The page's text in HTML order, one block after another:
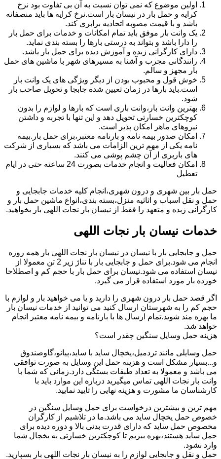
اولین موضوع که نمی توان نسبت به آن بی تفاوت بود نرخ
کرایه و حمل بار در نیسان بار است.نرخ کرایه ها باید منصفانه
باشد و با قیمت مصوبه اتحادیه برابری کند.
یک وانت بار موفق باید تمام امکانات و خدمات برای حمل بار
را دارا باشد و بتواند به درستی بارها را بسته بندی نماید.
دارای کارگرانی زبده و آموزش دیده برای حمل بار باشد.
رانندگانی مجرب و آشنا به مسیرهای شهر با ماشین های حمل
بار مجهز و سالم.
خوش قول و محبوب بودن از دیگر ویژگی های یک وانت بار
است.باید بارها در زمان تعیین شده جابجا و تحویل صاحب بار
شود.
بهترین وانت بار،وانت باری است که بارها و لوازم را بدون
کوچکترین خسارتی تحویل دهد و این تنها با تجربه و داشتن
نیروهای ماهر امکان پذیر است.
امکان صدور بیمه نامه و بارنامه معتبر،برای حمل بار.بیمه
نامه یکی از مهم ترین الزامات می باشد که بسیاری از شرکت
های باربری از آن چشم پوشی می کنند.
امکان فعالیت و انجام خدمات بصورت 24 ساعته حتی در ایام
تعطیل
حمل بار بین شهری و درون شهری،انجام کلیه خدمات جابجایی و
حمل و نقل اسباب و اثاثیه منزل،بسته بندی،انواع ماشین حمل بار و
کارگرانی زبده و متعهد را فقط از نیسان بار نجات اللهی بار بخواهید.
خدمات نیسان بار نجات اللهی
حمل و جابجایی بار با نیسان در نیسان بار نجات اللهی بار همه روزه
انجام می شود.برای حمل و جابجایی بار با تناژ زیر 2 تن معمولا از
نیسان استفاده می شود.نیسان برای حمل بار با حجم کم و اصطلاحا
خورده بار مورد استفاده قرار می گیرد.
اگر قصد حمل بار درون شهری را دارید و یا می خواهید بار و لوازم با
حجم کم را به شهرستان ارسال کنید می توانید از خدمات نیسان بار
ما بهره مند شوید.تمام ارسال ها با بارنامه و بیمه نامه معتبر انجام
خواهد شد.
هزینه حمل وسایل سنگین چقدر است؟
حمل وسایلی مانند تردمیل،یخچال ساید با ساید،پیانو،گاوصندوق
و...بسیار مشکل است و هزینه حمل این وسایل به صورت توافقی
می باشد و معمولا به تعداد طبقات بستگی دارد.زمانی که شما با
وانت بار نجات اللهی تماس میگیرید درباره این موارد باید با
کارشناسان ما مشورت و هزینه نهایی را تایید نمایید.
مهم ترین و بیشترین درخواست برای حمل وسایل سنگین در
خصوص حمل یخچال ساید می باشد.ما در تلاشیم از کارگران
مخصوص حمل ساید که دارای قدرت بدنی بالا و دوره دیده برای
حمل ساید هستند،بهره ببریم تا کوچکترین خسارتی به یخچال شما
وارد نشود.
حمل و نقل و جابجایی لوازم را به نیسان بار نجات اللهی بار بسپارید.